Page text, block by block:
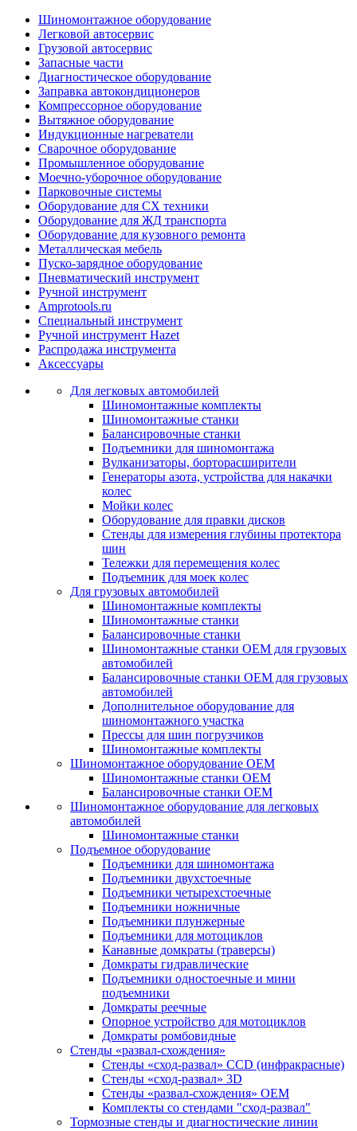
Шиномонтажное оборудование
Легковой автосервис
Грузовой автосервис
Запасные части
Диагностическое оборудование
Заправка автокондиционеров
Компрессорное оборудование
Вытяжное оборудование
Индукционные нагреватели
Сварочное оборудование
Промышленное оборудование
Моечно-уборочное оборудование
Парковочные системы
Оборудование для СХ техники
Оборудование для ЖД транспорта
Оборудование для кузовного ремонта
Металлическая мебель
Пуско-зарядное оборудование
Пневматический инструмент
Ручной инструмент
Amprotools.ru
Специальный инструмент
Ручной инструмент Hazet
Распродажа инструмента
Аксессуары
Для легковых автомобилей
Шиномонтажные комплекты
Шиномонтажные станки
Балансировочные станки
Подъемники для шиномонтажа
Вулканизаторы, борторасширители
Генераторы азота, устройства для накачки
колес
Мойки колес
Оборудование для правки дисков
Стенды для измерения глубины протектора
шин
Тележки для перемещения колес
Подъемник для моек колеc
Для грузовых автомобилей
Шиномонтажные комплекты
Шиномонтажные станки
Балансировочные станки
Шиномонтажные станки ОЕМ для грузовых
автомобилей
Балансировочные станки ОЕМ для грузовых
автомобилей
Дополнительное оборудование для
шиномонтажного участка
Прессы для шин погрузчиков
Шиномонтажные комплекты
Шиномонтажное оборудование ОЕМ
Шиномонтажные станки ОЕМ
Балансировочные станки ОЕМ
Шиномонтажное оборудование для легковых
автомобилей
Шиномонтажные станки
Подъемное оборудование
Подъемники для шиномонтажа
Подъемники двухстоечные
Подъемники четырехстоечные
Подъемники ножничные
Подъемники плунжерные
Подъемники для мотоциклов
Канавные домкраты (траверсы)
Домкраты гидравлические
Подъемники одностоечные и мини
подъемники
Домкраты реечные
Опорное устройство для мотоциклов
Домкраты ромбовидные
Стенды «развал-схождения»
Стенды «сход-развал» CCD (инфракрасные)
Стенды «сход-развал» 3D
Стенды «развал-схождения» ОЕМ
Комплекты со стендами "сход-развал"
Тормозные стенды и диагностические линии